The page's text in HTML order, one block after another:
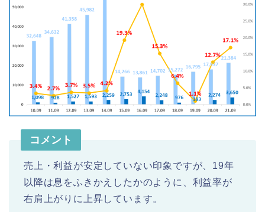
コメント
売上・利益が安定していない印象ですが、19年
以降は息をふきかえしたかのように、利益率が
右肩上がりに上昇しています。